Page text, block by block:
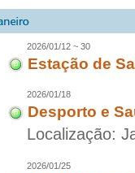
2026/01/12 ~ 30
Estação de
2026/01/18
Desporto e
Localização:
2026/01/25